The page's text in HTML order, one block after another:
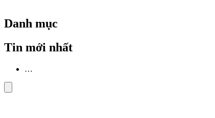
Danh mục
Tin mới nhất
…